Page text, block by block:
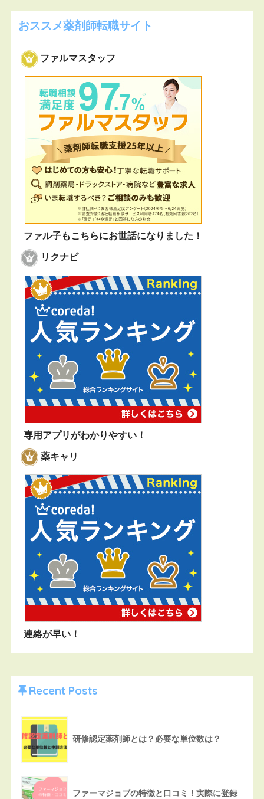
おススメ薬剤師転職サイト
ファルマスタッフ
ファル子もこちらにお世話になりました！
リクナビ
専用アプリがわかりやすい！
薬キャリ
連絡が早い！
Recent Posts
研修認定薬剤師とは？必要な単位数は？
ファーマジョブの特徴と口コミ！実際に登録